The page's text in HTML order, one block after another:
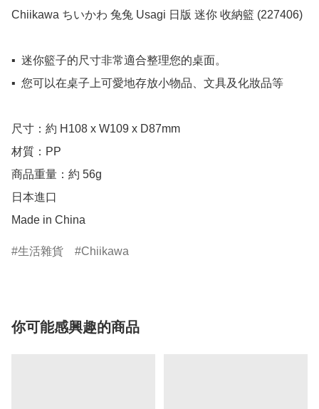
Chiikawa ちいかわ 兔兔 Usagi 日版 迷你 收納籃 (227406)
▪️  迷你籃子的尺寸非常適合整理您的桌面。
▪️  您可以在桌子上可愛地存放小物品、文具及化妝品等
尺寸：約 H108 x W109 x D87mm
材質：PP
商品重量：約 56g
日本進口
Made in China
生活雜貨 Chiikawa
你可能感興趣的商品